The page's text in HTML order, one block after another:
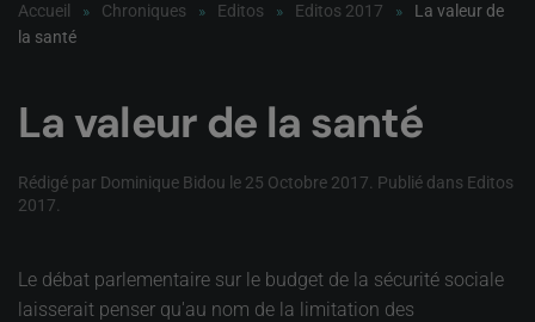
Accueil Chroniques Editos Editos 2017
La valeur de
la santé
La valeur de la santé
Rédigé par Dominique Bidou le 25 Octobre 2017 . Publié dans Editos
2017
Le débat parlementaire sur le budget de la sécurité sociale
laisserait penser qu'au nom de la limitation des